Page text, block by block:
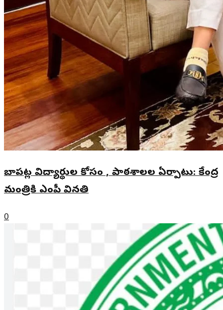
బాపట్ల విద్యార్థుల కోసం , పాఠశాలల ఏర్పాటు: కేంద్ర
మంత్రికి ఎంపీ వినతి
0